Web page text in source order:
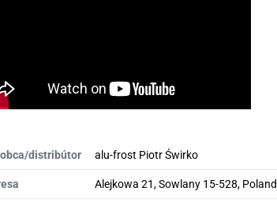
distribútor alu-frost Piotr Świrko
Alejkowa 21, Sowlany 15-528, Poland